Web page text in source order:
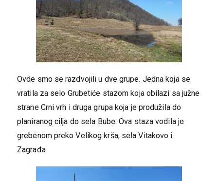
Ovde smo se razdvojili u dve grupe. Jedna koja se
vratila za selo Grubetiće stazom koja obilazi sa južne
strane Crni vrh i druga grupa koja je produžila do
planiranog cilja do sela Bube. Ova staza vodila je
grebenom preko Velikog krša, sela Vitakovo i
Zagrađa.